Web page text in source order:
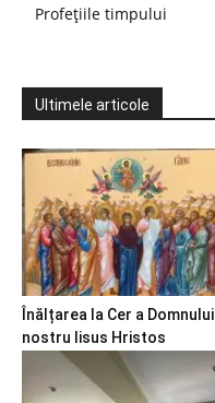
Profețiile timpului
Ultimele articole
Înălțarea la Cer a Domnului
nostru Iisus Hristos